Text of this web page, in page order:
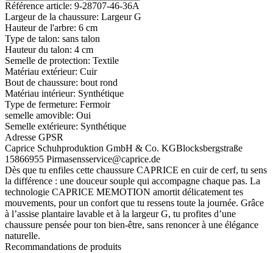
Référence article: 9-28707-46-36A
Largeur de la chaussure: Largeur G
Hauteur de l'arbre: 6 cm
Type de talon: sans talon
Hauteur du talon: 4 cm
Semelle de protection: Textile
Matériau extérieur: Cuir
Bout de chaussure: bout rond
Matériau intérieur: Synthétique
Type de fermeture: Fermoir
semelle amovible: Oui
Semelle extérieure: Synthétique
Adresse GPSR
Caprice Schuhproduktion GmbH & Co. KGBlocksbergstraße
15866955 Pirmasensservice@caprice.de
Dès que tu enfiles cette chaussure CAPRICE en cuir de cerf, tu sens
la différence : une douceur souple qui accompagne chaque pas. La
technologie CAPRICE MEMOTION amortit délicatement tes
mouvements, pour un confort que tu ressens toute la journée. Grâce
à l’assise plantaire lavable et à la largeur G, tu profites d’une
chaussure pensée pour ton bien-être, sans renoncer à une élégance
naturelle.
Recommandations de produits